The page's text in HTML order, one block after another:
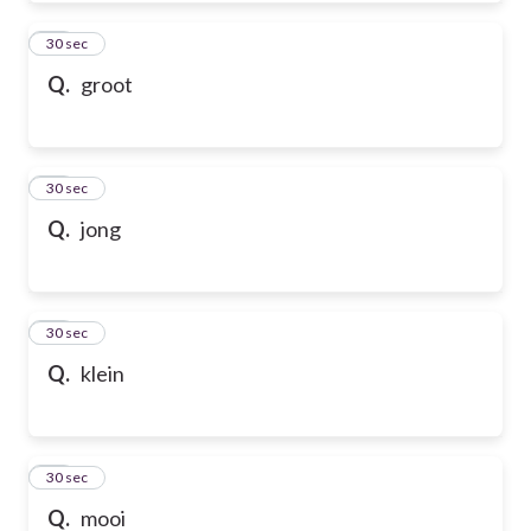
Q. groot
50
30 sec
Q. jong
51
30 sec
Q. klein
52
30 sec
Q. mooi
53
30 sec